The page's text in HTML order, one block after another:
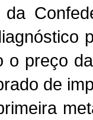
o preço
de